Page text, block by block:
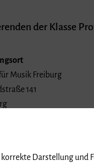
der Klasse
Musik Freiburg
141
korrekte Darstellung und